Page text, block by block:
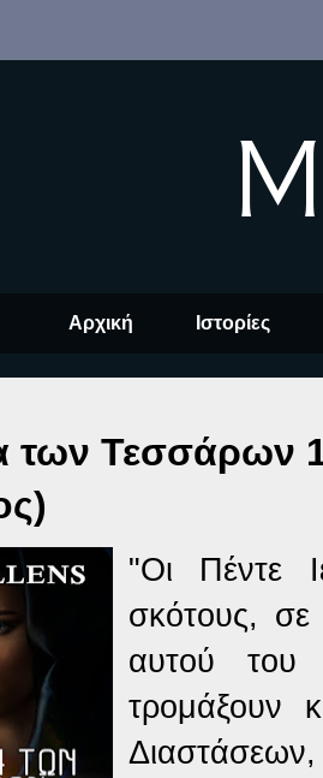
Αρχική Ιστορίες
των Τεσσάρων
"Οι Πέντε
σκότους,
αυτού του
τρομάξουν